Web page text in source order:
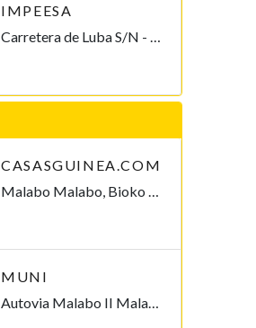
IMPEESA
CASASGUINEA.COM
MUNI